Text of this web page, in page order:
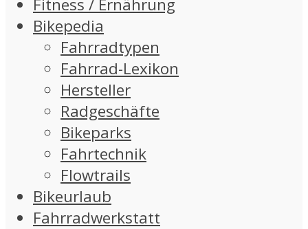
Fitness / Ernährung
Bikepedia
Fahrradtypen
Fahrrad-Lexikon
Hersteller
Radgeschäfte
Bikeparks
Fahrtechnik
Flowtrails
Bikeurlaub
Fahrradwerkstatt